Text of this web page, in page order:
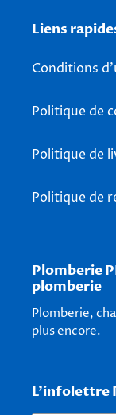
Liens
Conditions
Politique de
Politique de
Politique de
Plomberie
plomberie
Plomberie,
plus encore.
L'infolettre